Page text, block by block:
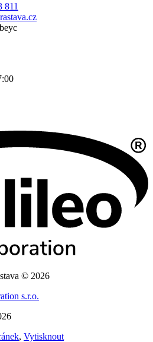
811
© 2026
s.r.o.
, Vytisknout